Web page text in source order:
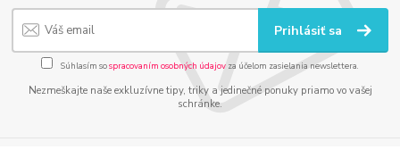
Prihlásiť sa
Súhlasím sospracovaním osobných údajov za účelom zasielania newslettera.
Nezmeškajte naše exkluzívne tipy, triky a jedinečné ponuky priamo vo vašej
schránke.